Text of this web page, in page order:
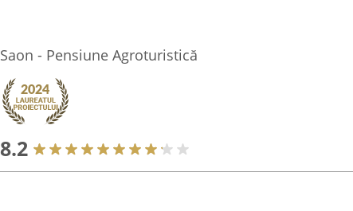
Saon - Pensiune Agroturistică
8.2